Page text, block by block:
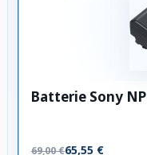
Batterie Sony
69,00 €65,55 €